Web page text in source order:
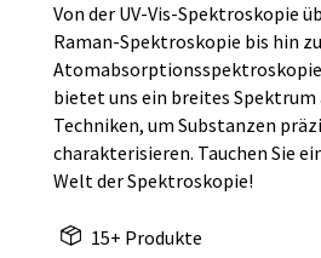
Von der UV-Vis-Spektroskopie
Raman-Spektroskopie bis hin
bietet uns ein breites Spektrum
Techniken, um Substanzen
charakterisieren. Tauchen Sie
Welt der Spektroskopie!
15+ Produkte